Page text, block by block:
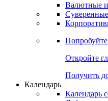
Получить
Деривативы
Валютные
Откройте